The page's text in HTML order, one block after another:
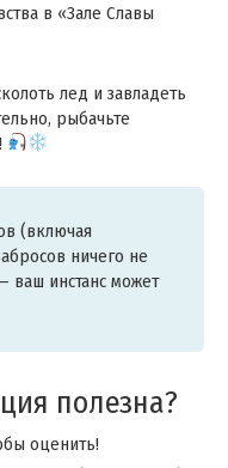
в «Зале Славы
лед и завладеть
рыбачьте
(включая
ничего не
ваш инстанс может
полезна?
оценить!